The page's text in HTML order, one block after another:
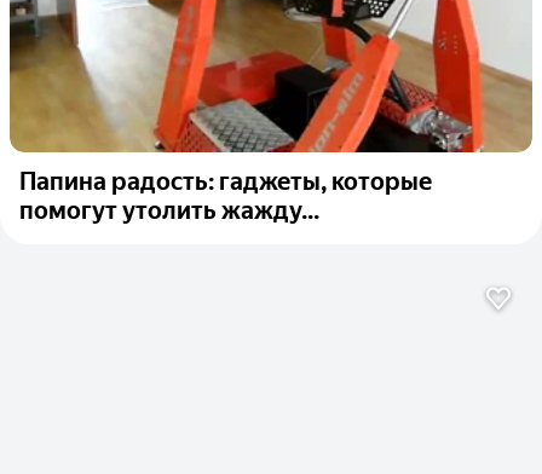
Папина радость: гаджеты, которые
помогут утолить жажду...